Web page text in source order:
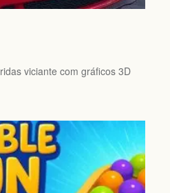
viciante com gráficos 3D